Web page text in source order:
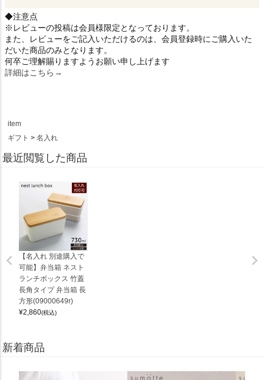
◆注意点
※レビューの投稿は会員様限定となっております。
また、レビューをご記入いただけるのは、会員登録時にご購入いた
だいた商品のみとなります。
何卒ご理解賜りますようお願い申し上げます
詳細はこちら→
item
ギフト
名入れ
最近閲覧した商品
【名入れ 別途購入で
可能】弁当箱 ネスト
ランチボックス 竹蓋
長角タイプ 弁当箱 長
方形(09000649r)
¥2,860(税込)
新着商品